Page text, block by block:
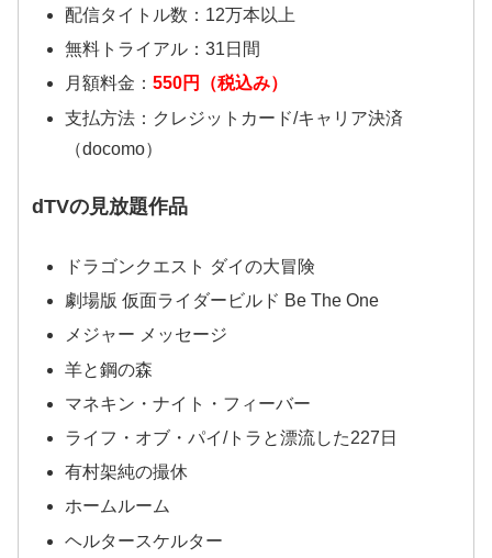
配信タイトル数：12万本以上
無料トライアル：31日間
月額料金： 550円（税込み）
支払方法：クレジットカード/キャリア決済
（docomo）
dTVの見放題作品
ドラゴンクエスト ダイの大冒険
劇場版 仮面ライダービルド Be The One
メジャー メッセージ
羊と鋼の森
マネキン・ナイト・フィーバー
ライフ・オブ・パイ/トラと漂流した227日
有村架純の撮休
ホームルーム
ヘルタースケルター